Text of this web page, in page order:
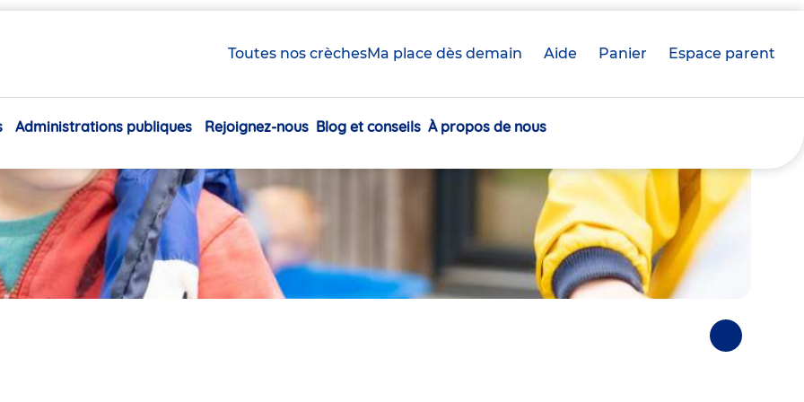
Toutes nos crèchesMa place dès demain Aide Panier crèche(s)
Espace parent
Navigation
Administrations publiques Rejoignez-nous Blog et conseils À propos de nous
Photos
suivantes